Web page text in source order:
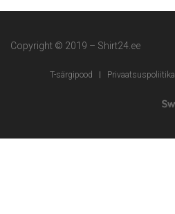
Copyright © 2019 – Shirt24.ee
T-särgipood Privaatsuspoliitika